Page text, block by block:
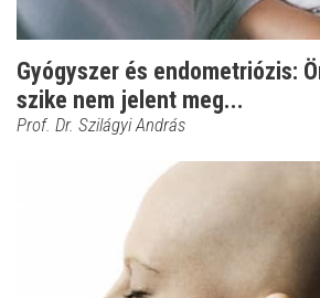
Gyógyszer és endometriózis:
szike nem jelent meg...
Prof. Dr. Szilágyi András